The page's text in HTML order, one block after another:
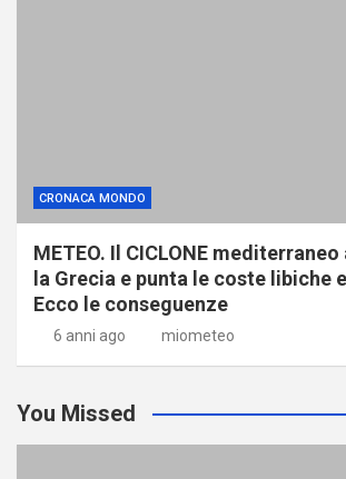
CRONACA MONDO
METEO. Il CICLONE
la Grecia e punta le coste libiche
Ecco le conseguenze
6 anni ago miometeo
You Missed